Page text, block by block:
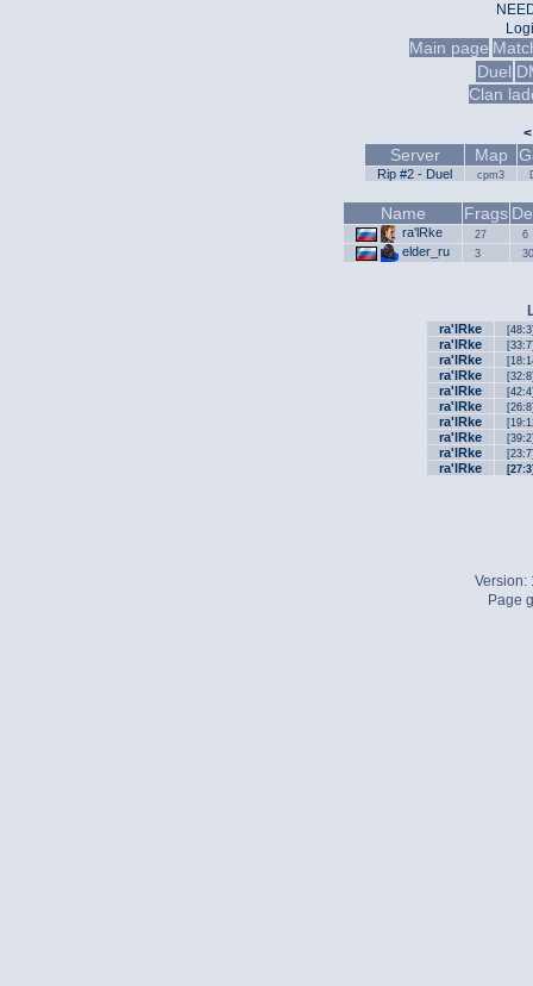
Main page
Duel
Clan
<
Server Map
Rip #2 - Duel cpm3
Name Frags
ra'lRke 27 6
elder_ru 3 30
ra'lRke
ra'lRke
ra'lRke
ra'lRke
ra'lRke
ra'lRke
ra'lRke
ra'lRke
ra'lRke
ra'lRke
Version:
Page